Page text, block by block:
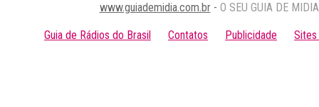
www.guiademidia.com.br - O SEU GUIA DE
Guia de Rádios do Brasil Contatos Publicidade